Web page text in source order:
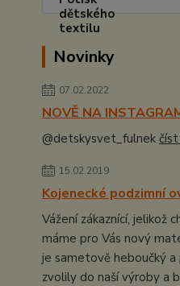
Novinky
07.02.2022
NOVĚ NA
@detskysvet_fulnek
15.02.2019
Kojenecké podzimní
Vážení zákaznící, jelikož
máme pro Vás nový
je sametově heboučký
zvolily do naší výroby a